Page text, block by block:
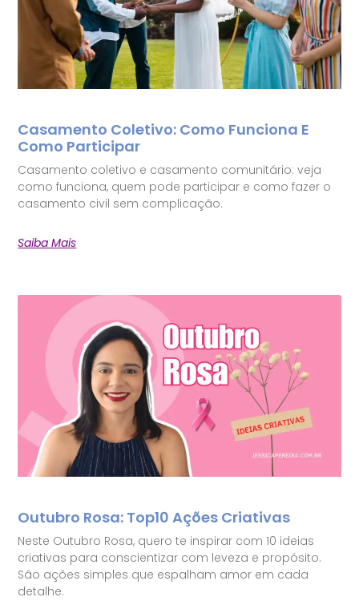
Casamento Coletivo: Como Funciona E
Como Participar
Casamento coletivo e casamento comunitário: veja
como funciona, quem pode participar e como fazer o
casamento civil sem complicação.
Saiba Mais
Outubro Rosa: Top10 Ações Criativas
Neste Outubro Rosa, quero te inspirar com 10 ideias
criativas para conscientizar com leveza e propósito.
São ações simples que espalham amor em cada
detalhe.